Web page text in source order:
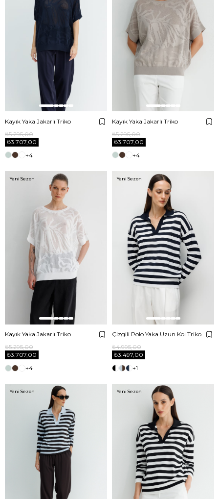
Kayık Yaka Jakarlı Triko
₺3.707,00
₺5.295,00
+4
Kayık Yaka Jakarlı Triko
₺3.707,00
₺5.295,00
+4
Kayık Yaka Jakarlı Triko
₺3.707,00
₺5.295,00
+4
Yeni Sezon
Çizgili Polo Yaka Uzun Kol Triko
₺3.497,00
₺4.995,00
+1
Yeni Sezon
Yeni Sezon Yeni Sezon